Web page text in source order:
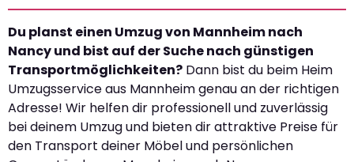
Du planst einen Umzug von Mannheim nach
Nancy und bist auf der Suche nach günstigen
Transportmöglichkeiten? Dann bist du beim Heim
Umzugsservice aus Mannheim genau an der richtigen
Adresse! Wir helfen dir professionell und zuverlässig
bei deinem Umzug und bieten dir attraktive Preise für
den Transport deiner Möbel und persönlichen